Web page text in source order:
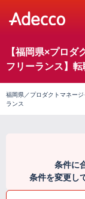
【福岡県×プロ
フリーランス】
福岡県／プロダクトマネー
ランス
条件に
条件を変更し